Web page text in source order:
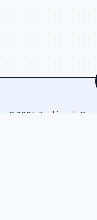
© 2026 Banki.work. Все